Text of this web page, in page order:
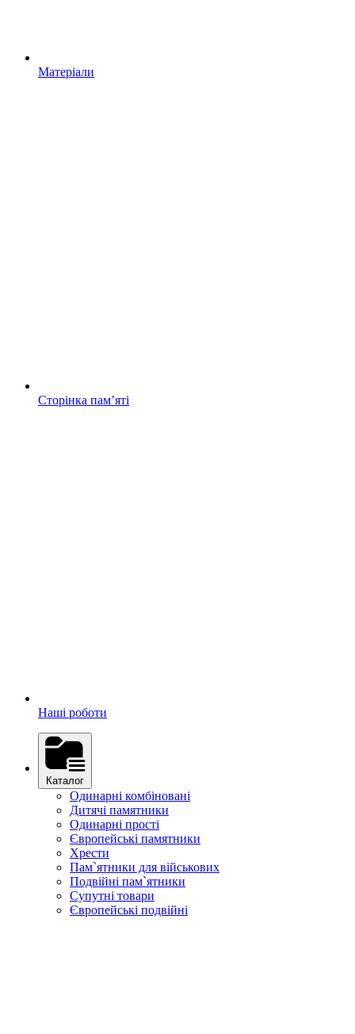
Матеріали
Сторінка памʼяті
Наші роботи
Каталог
Одинарні комбіновані
Дитячі памятники
Одинарні прості
Європейські памятники
Хрести
Пам`ятники для військових
Подвійні пам`ятники
Супутні товари
Європейські подвійні